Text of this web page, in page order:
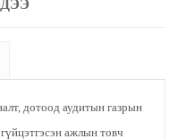
дотоод аудитын газрын
ажлын товч